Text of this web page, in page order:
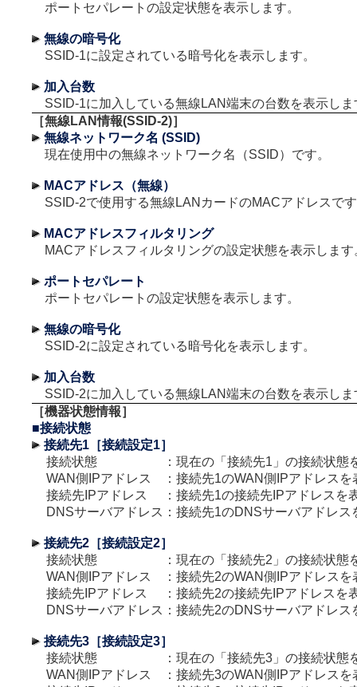
ポートセパレートの設定状態を表示します。
無線の暗号化
SSID-1に設定されている暗号化を表示します。
加入台数
SSID-1に加入している無線LAN端末の台数を表示しま
［無線LAN情報(SSID-2)］
無線ネットワーク名 (SSID)
現在使用中の無線ネットワーク名（SSID）です。
MACアドレス（無線）
SSID-2で使用する無線LANカードのMACアドレスで
MACアドレスフィルタリング
MACアドレスフィルタリングの設定状態を表示します
ポートセパレート
ポートセパレートの設定状態を表示します。
無線の暗号化
SSID-2に設定されている暗号化を表示します。
加入台数
SSID-2に加入している無線LAN端末の台数を表示しま
［機器状態情報］
■接続状態
接続先1［接続設定1］
接続状態
： 現在の「接続先1」の接続状態
WAN側IPアドレス
： 接続先1のWAN側IPアドレスを
接続先IPアドレス
： 接続先1の接続先IPアドレスを
DNSサーバアドレス ： 接続先1のDNSサーバアドレス
接続先2［接続設定2］
接続状態
： 現在の「接続先2」の接続状態
WAN側IPアドレス
： 接続先2のWAN側IPアドレスを
接続先IPアドレス
： 接続先2の接続先IPアドレスを
DNSサーバアドレス ： 接続先2のDNSサーバアドレス
接続先3［接続設定3］
接続状態
： 現在の「接続先3」の接続状態
WAN側IPアドレス
： 接続先3のWAN側IPアドレスを